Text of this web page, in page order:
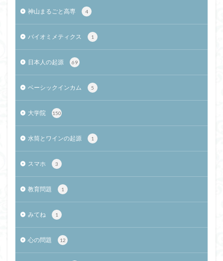
神山まるごと高専 4
バイオミメティクス 1
日本人の起源 69
ベーシックインカム 5
大学院 150
水筒とワインの起源 1
スマホ 3
教育問題 1
みてね 1
心の問題 12